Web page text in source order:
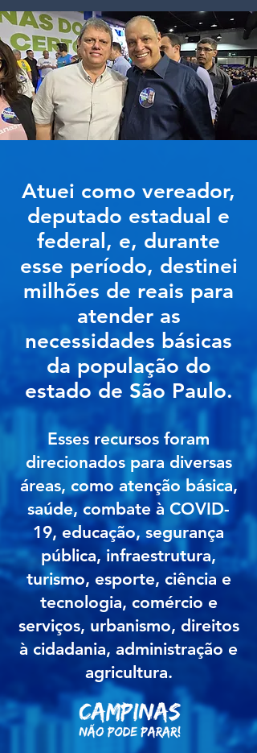
Atuei como vereador,
deputado estadual e
federal, e, durante
esse período, destinei
milhões de reais para
atender as
necessidades básicas
da população do
estado de São Paulo.
Esses recursos foram
direcionados para diversas
áreas, como atenção básica,
saúde, combate à COVID-
19, educação, segurança
pública, infraestrutura,
turismo, esporte, ciência e
tecnologia, comércio e
serviços, urbanismo, direitos
à cidadania, administração e
agricultura.